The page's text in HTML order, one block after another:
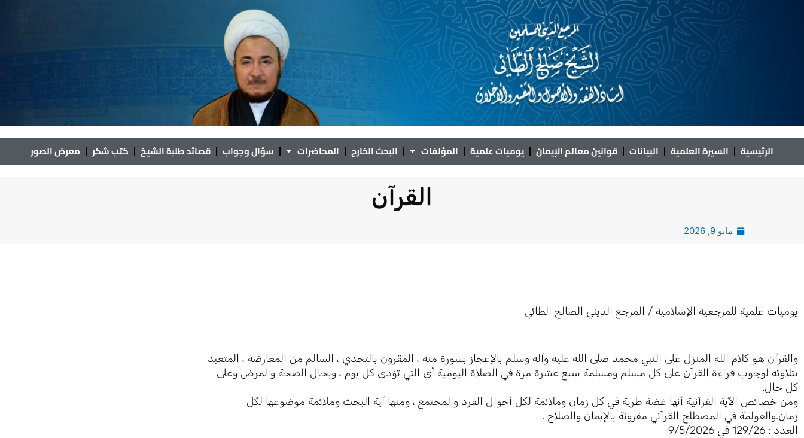
الرئيسية السيرة العلمية البيانات قوانين معالم الإيمان يوميات علمية المؤلفات البحث الخارج المحاضرات سؤال وجواب قصائد طلبة الشيخ كتب شكر معرض الصور
القرآن
مايو 9, 2026
يوميات علمية للمرجعية الإسلامية / المرجع الديني الصالح الطائي
والقرآن هو كلام الله المنزل على النبي محمد صلى الله عليه وآله وسلم بالإعجاز بسورة منه ، المقرون بالتحدي ، السالم من المعارضة ، المتعبد
بتلاوته لوجوب قراءة القرآن على كل مسلم ومسلمة سبع عشرة مرة في الصلاة اليومية أي التي تؤدى كل يوم ، وبحال الصحة والمرض وعلى
كل حال.
ومن خصائص الآية القرآنية أنها غضة طرية في كل زمان وملائمة لكل أحوال الفرد والمجتمع ، ومنها آية البحث وملائمة موضوعها لكل
زمان.والعولمة في المصطلح القرآني مقرونة بالإيمان والصلاح .
العدد : 129/26 في 9/5/2026